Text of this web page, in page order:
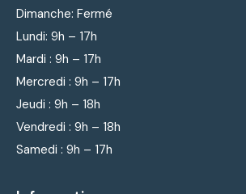
Dimanche: Fermé
Lundi: 9h – 17h
Mardi : 9h – 17h
Mercredi : 9h – 17h
Jeudi : 9h – 18h
Vendredi : 9h – 18h
Samedi : 9h – 17h